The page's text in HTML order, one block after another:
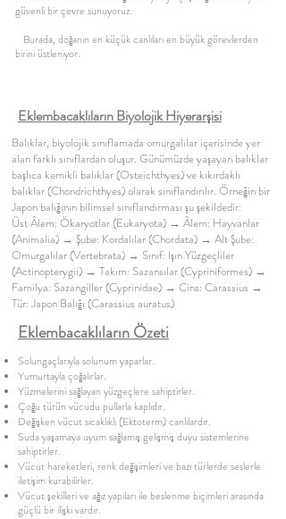
güvenli bir çevre sunuyoruz.
Burada, doğanın en küçük canlıları en büyük görevlerden
birini üstleniyor.
Eklembacaklıların Biyolojik Hiyerarşisi
Balıklar, biyolojik sınıflamada omurgalılar içerisinde yer
alan farklı sınıflardan oluşur. Günümüzde yaşayan balıklar
başlıca kemikli balıklar (Osteichthyes) ve kıkırdaklı
balıklar (Chondrichthyes) olarak sınıflandırılır. Örneğin bir
Japon balığının bilimsel sınıflandırması şu şekildedir:
Üst Âlem: Ökaryotlar (Eukaryota) → Âlem: Hayvanlar
(Animalia) → Şube: Kordalılar (Chordata) → Alt Şube:
Omurgalılar (Vertebrata) → Sınıf: Işın Yüzgeçliler
(Actinopterygii) → Takım: Sazansılar (Cypriniformes) →
Familya: Sazangiller (Cyprinidae) → Cins: Carassius →
Tür: Japon Balığı (Carassius auratus)
Eklembacaklıların Özeti
Solungaçlarıyla solunum yaparlar.
Yumurtayla çoğalırlar.
Yüzmelerini sağlayan yüzgeçlere sahiptirler.
Çoğu türün vücudu pullarla kaplıdır.
Değişken vücut sıcaklıklı (Ektoterm) canlılardır.
Suda yaşamaya uyum sağlamış gelişmiş duyu sistemlerine
sahiptirler.
Vücut hareketleri, renk değişimleri ve bazı türlerde seslerle
iletişim kurabilirler.
Vücut şekilleri ve ağız yapıları ile beslenme biçimleri arasında
güçlü bir ilişki vardır.